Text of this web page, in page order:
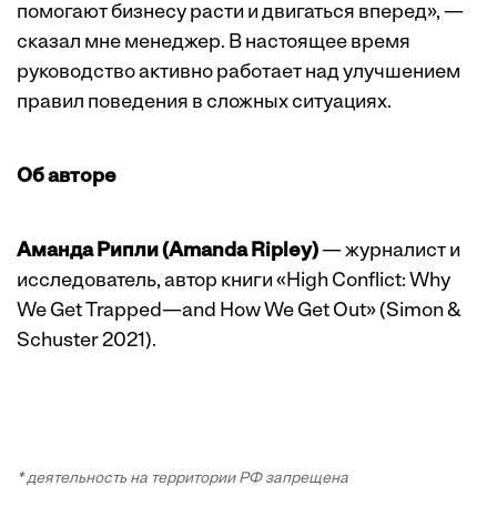
помогают бизнесу расти и двигаться вперед», —
сказал мне менеджер. В настоящее время
руководство активно работает над улучшением
правил поведения в сложных ситуациях.
Об авторе
Аманда Рипли (Amanda Ripley)— журналист и
исследователь, автор книги «High Conflict: Why
We Get Trapped—and How We Get Out» (Simon &
Schuster 2021).
* деятельность на территории РФ запрещена